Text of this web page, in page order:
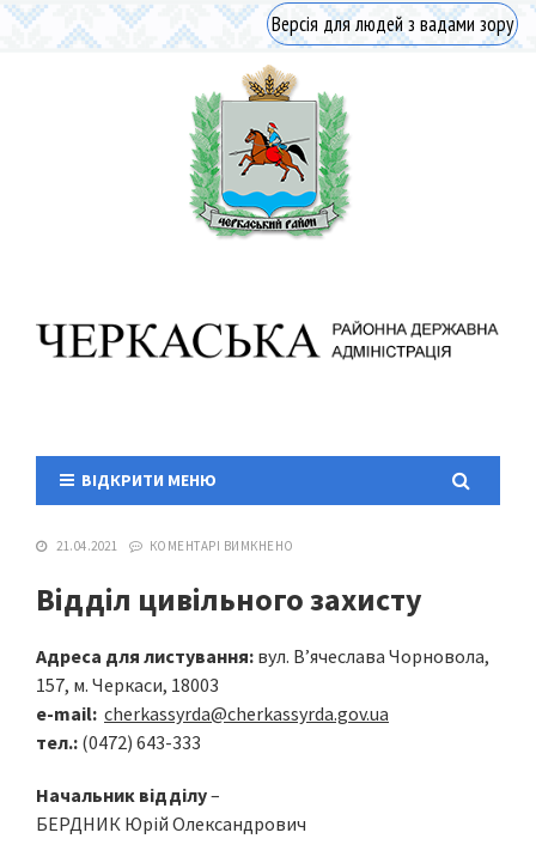
Версія для людей з вадами зору
ВІДКРИТИ МЕНЮ
21.04.2021 КОМЕНТАРІ ВИМКНЕНО
Відділ цивільного захисту
Адреса для листування: вул. В’ячеслава Чорновола,
157, м. Черкаси, 18003
e-mail: cherkassyrda@cherkassyrda.gov.ua
тел.: (0472) 643-333
Начальник відділу–
БЕРДНИК Юрій Олександрович